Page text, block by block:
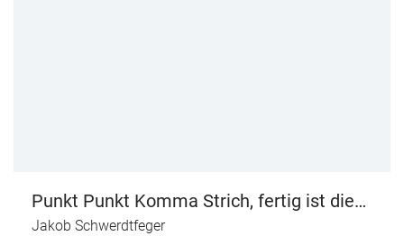
Punkt Punkt Komma Strich, fertig ist die
Kunstgeschicht'
Jakob Schwerdtfeger